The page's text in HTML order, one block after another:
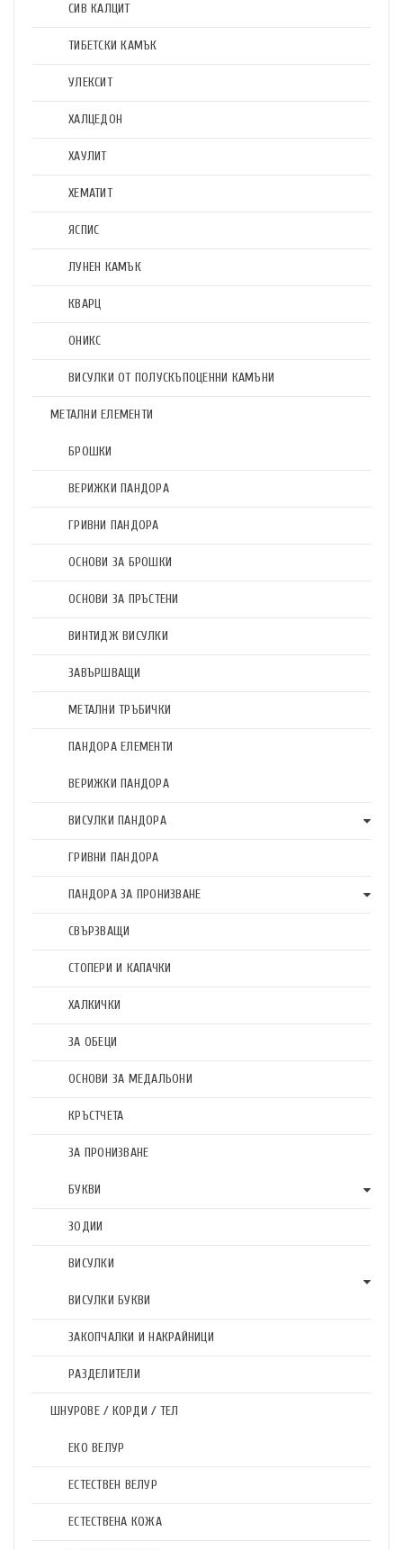
СИВ КАЛЦИТ
ТИБЕТСКИ КАМЪК
УЛЕКСИТ
ХАЛЦЕДОН
ХАУЛИТ
ХЕМАТИТ
ЯСПИС
ЛУНЕН КАМЪК
КВАРЦ
ОНИКС
ВИСУЛКИ ОТ ПОЛУСКЪПОЦЕННИ КАМЪНИ
МЕТАЛНИ ЕЛЕМЕНТИ
БРОШКИ
ВЕРИЖКИ ПАНДОРА
ГРИВНИ ПАНДОРА
ОСНОВИ ЗА БРОШКИ
ОСНОВИ ЗА ПРЪСТЕНИ
ВИНТИДЖ ВИСУЛКИ
ЗАВЪРШВАЩИ
МЕТАЛНИ ТРЪБИЧКИ
ПАНДОРА ЕЛЕМЕНТИ
ВЕРИЖКИ ПАНДОРА
ВИСУЛКИ ПАНДОРА
ГРИВНИ ПАНДОРА
ПАНДОРА ЗА ПРОНИЗВАНЕ
СВЪРЗВАЩИ
СТОПЕРИ И КАПАЧКИ
ХАЛКИЧКИ
ЗА ОБЕЦИ
ОСНОВИ ЗА МЕДАЛЬОНИ
КРЪСТЧЕТА
ЗА ПРОНИЗВАНЕ
БУКВИ
ЗОДИИ
ВИСУЛКИ
ВИСУЛКИ БУКВИ
ЗАКОПЧАЛКИ И НАКРАЙНИЦИ
РАЗДЕЛИТЕЛИ
ШНУРОВЕ / КОРДИ / ТЕЛ
ЕКО ВЕЛУР
ЕСТЕСТВЕН ВЕЛУР
ЕСТЕСТВЕНА КОЖА